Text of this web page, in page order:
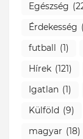
Egészség
Érdekesség
futball
(1)
Hírek (121)
Igatlan (1)
Külföld (9)
magyar (18)